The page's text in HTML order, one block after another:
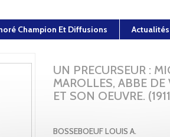
Champion Et Diffusions Actualités
UN PRECURSEUR :
MAROLLES, ABBE
ET SON OEUVRE.
BOSSEBOEUF LOUIS A.